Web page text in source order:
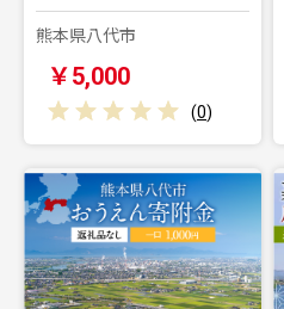
熊本県八代市
￥5,000
(0)